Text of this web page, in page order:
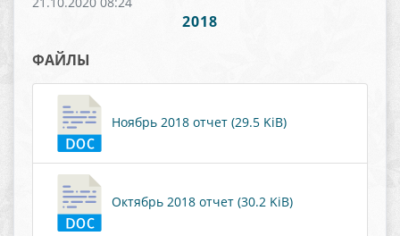
2018
ФАЙЛЫ
Ноябрь 2018 отчет (29.5 KiB)
Октябрь 2018 отчет (30.2 KiB)